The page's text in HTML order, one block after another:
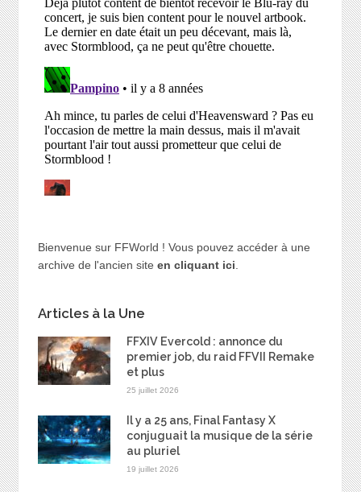
Bienvenue sur FFWorld ! Vous pouvez accéder à une
archive de l'ancien site en cliquant ici.
Articles à la Une
FFXIV Evercold : annonce du
premier job, du raid FFVII Remake
et plus
25 juillet 2026
Il y a 25 ans, Final Fantasy X
conjuguait la musique de la série
au pluriel
19 juillet 2026